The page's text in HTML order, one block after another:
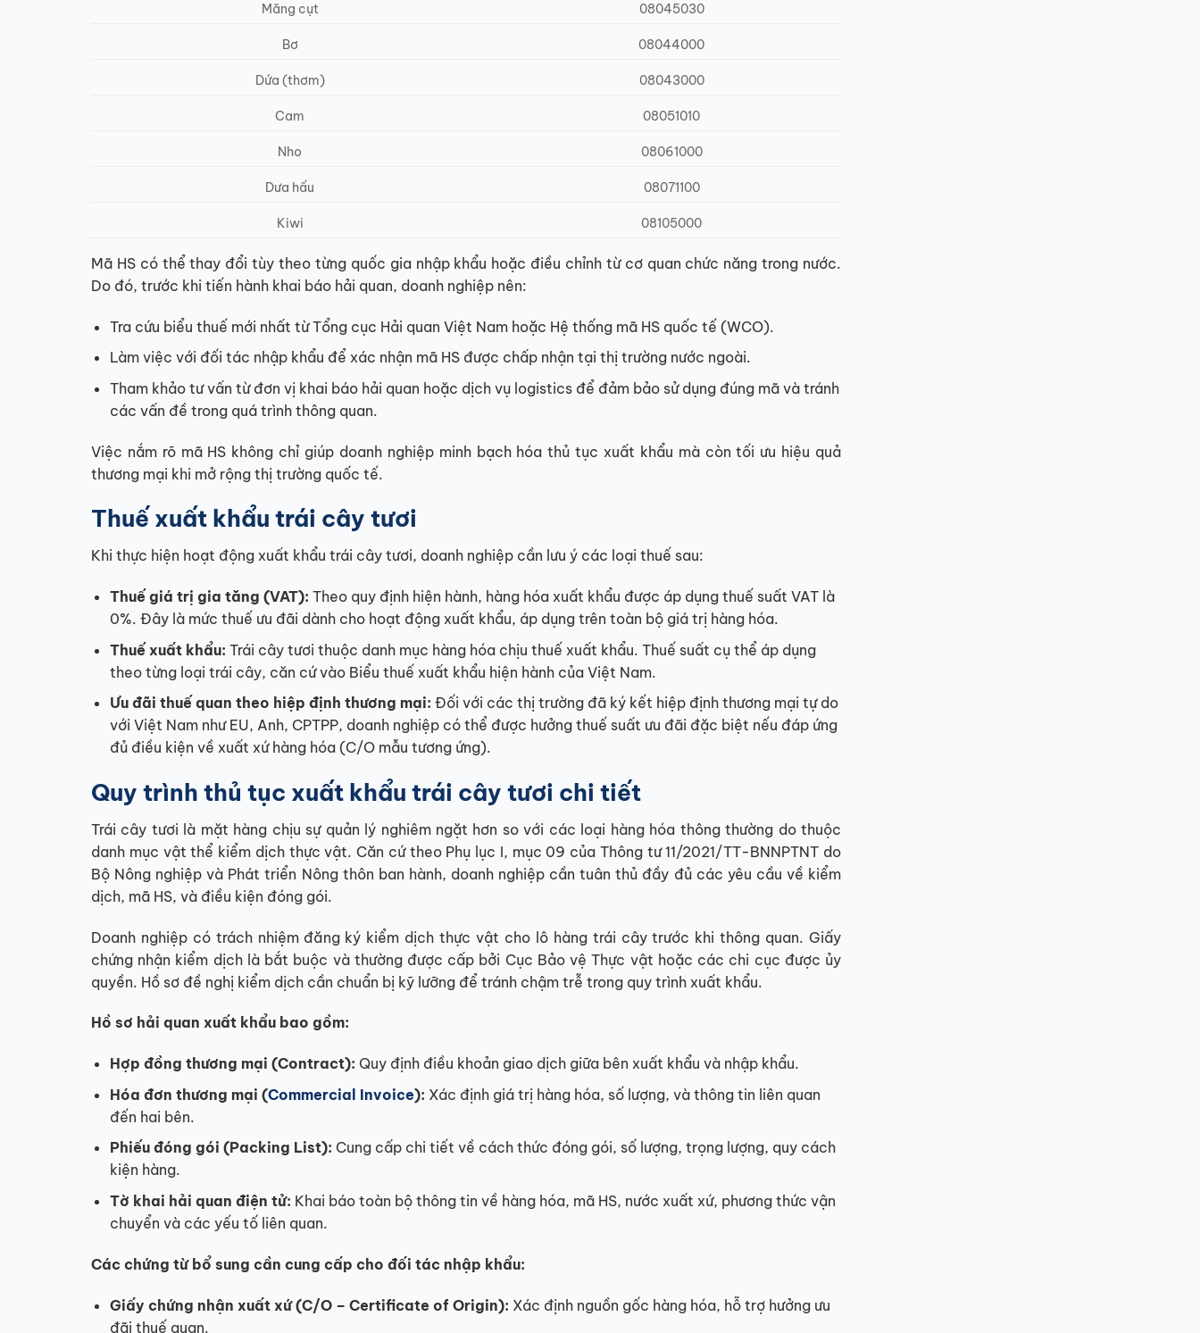
Măng cụt 08045030
Bơ 08044000
Dứa (thơm) 08043000
Cam 08051010
Nho 08061000
Dưa hấu 08071100
Kiwi 08105000
Mã HS có thể thay đổi tùy theo từng quốc gia nhập khẩu hoặc điều chỉnh từ cơ quan chức năng trong nước.
Do đó, trước khi tiến hành khai báo hải quan, doanh nghiệp nên:
Tra cứu biểu thuế mới nhất từ Tổng cục Hải quan Việt Nam hoặc Hệ thống mã HS quốc tế (WCO).
Làm việc với đối tác nhập khẩu để xác nhận mã HS được chấp nhận tại thị trường nước ngoài.
Tham khảo tư vấn từ đơn vị khai báo hải quan hoặc dịch vụ logistics để đảm bảo sử dụng đúng mã và tránh
các vấn đề trong quá trình thông quan.
Việc nắm rõ mã HS không chỉ giúp doanh nghiệp minh bạch hóa thủ tục xuất khẩu mà còn tối ưu hiệu quả
thương mại khi mở rộng thị trường quốc tế.
Thuế xuất khẩu trái cây tươi
Khi thực hiện hoạt động xuất khẩu trái cây tươi, doanh nghiệp cần lưu ý các loại thuế sau:
Thuế giá trị gia tăng (VAT): Theo quy định hiện hành, hàng hóa xuất khẩu được áp dụng thuế suất VAT là
0%. Đây là mức thuế ưu đãi dành cho hoạt động xuất khẩu, áp dụng trên toàn bộ giá trị hàng hóa.
Thuế xuất khẩu: Trái cây tươi thuộc danh mục hàng hóa chịu thuế xuất khẩu. Thuế suất cụ thể áp dụng
theo từng loại trái cây, căn cứ vào Biểu thuế xuất khẩu hiện hành của Việt Nam.
Ưu đãi thuế quan theo hiệp định thương mại: Đối với các thị trường đã ký kết hiệp định thương mại tự do
với Việt Nam như EU, Anh, CPTPP, doanh nghiệp có thể được hưởng thuế suất ưu đãi đặc biệt nếu đáp ứng
đủ điều kiện về xuất xứ hàng hóa (C/O mẫu tương ứng).
Quy trình thủ tục xuất khẩu trái cây tươi chi tiết
Trái cây tươi là mặt hàng chịu sự quản lý nghiêm ngặt hơn so với các loại hàng hóa thông thường do thuộc
danh mục vật thể kiểm dịch thực vật. Căn cứ theo Phụ lục I, mục 09 của Thông tư 11/2021/TT-BNNPTNT do
Bộ Nông nghiệp và Phát triển Nông thôn ban hành, doanh nghiệp cần tuân thủ đầy đủ các yêu cầu về kiểm
dịch, mã HS, và điều kiện đóng gói.
Doanh nghiệp có trách nhiệm đăng ký kiểm dịch thực vật cho lô hàng trái cây trước khi thông quan. Giấy
chứng nhận kiểm dịch là bắt buộc và thường được cấp bởi Cục Bảo vệ Thực vật hoặc các chi cục được ủy
quyền. Hồ sơ đề nghị kiểm dịch cần chuẩn bị kỹ lưỡng để tránh chậm trễ trong quy trình xuất khẩu.
Hồ sơ hải quan xuất khẩu bao gồm:
Hợp đồng thương mại (Contract): Quy định điều khoản giao dịch giữa bên xuất khẩu và nhập khẩu.
Hóa đơn thương mại (Commercial Invoice): Xác định giá trị hàng hóa, số lượng, và thông tin liên quan
đến hai bên.
Phiếu đóng gói (Packing List): Cung cấp chi tiết về cách thức đóng gói, số lượng, trọng lượng, quy cách
kiện hàng.
Tờ khai hải quan điện tử: Khai báo toàn bộ thông tin về hàng hóa, mã HS, nước xuất xứ, phương thức vận
chuyển và các yếu tố liên quan.
Các chứng từ bổ sung cần cung cấp cho đối tác nhập khẩu:
Giấy chứng nhận xuất xứ (C/O – Certificate of Origin): Xác định nguồn gốc hàng hóa, hỗ trợ hưởng ưu
đãi thuế quan.